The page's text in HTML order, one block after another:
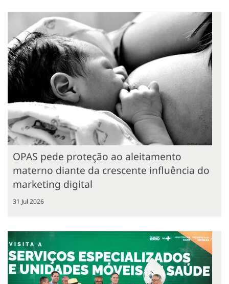
OPAS pede proteção ao aleitamento
materno diante da crescente influência do
marketing digital
31 Jul 2026